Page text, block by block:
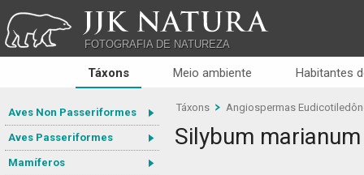
JJK NATURA
FOTOGRAFIA DE NATUREZA
Táxons Meio ambiente Habitantes
Aves Non Passeriformes
Aves Passeriformes
Mamíferos
Táxons Angiospermas
Silybum marianum